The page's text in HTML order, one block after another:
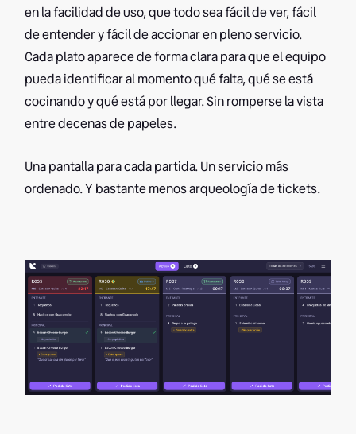
en la facilidad de uso, que todo sea fácil de ver, fácil
de entender y fácil de accionar en pleno servicio.
Cada plato aparece de forma clara para que el equipo
pueda identificar al momento qué falta, qué se está
cocinando y qué está por llegar. Sin romperse la vista
entre decenas de papeles.
Una pantalla para cada partida. Un servicio más
ordenado. Y bastante menos arqueología de tickets.